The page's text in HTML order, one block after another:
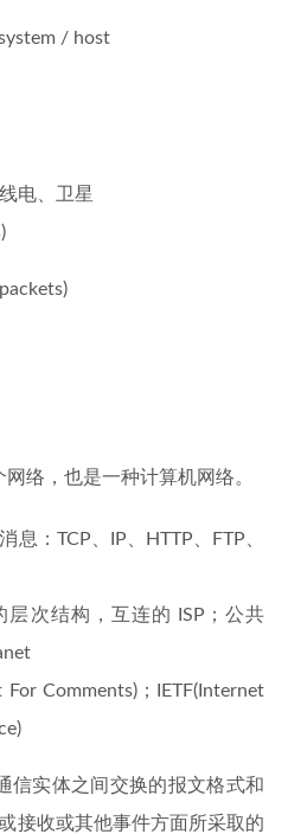
/ host
电、卫星
络，也是一种计算机网络。
息：TCP、IP、HTTP、FTP、
层次结构，互连的 ISP；公共
For Comments)；IETF(Internet
信实体之间交换的报文格式和
接收或其他事件方面所采取的